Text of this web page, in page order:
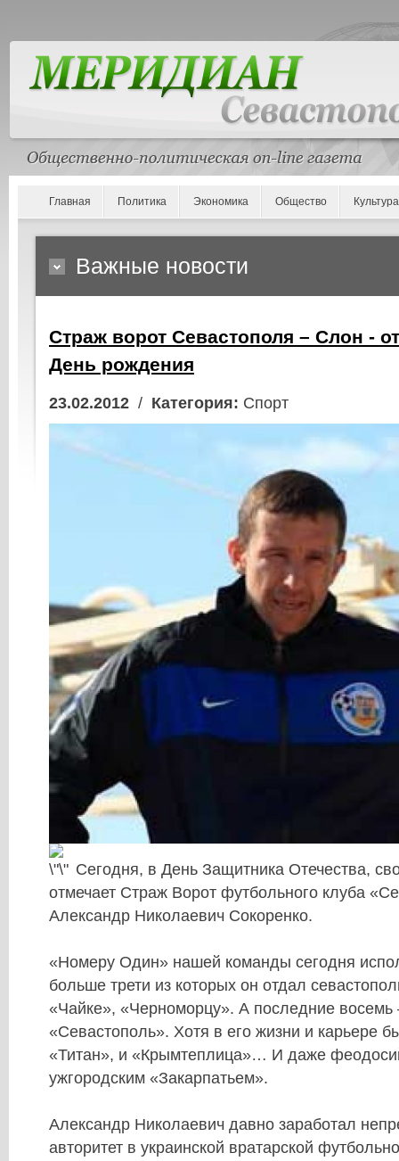
Главная Политика Экономика Общество Культура
Важные новости
Страж ворот Севастополя – Слон -
День рождения
23.02.2012 / Категория: Спорт
Сегодня, в День Защитника Отечества,
отмечает Страж Ворот футбольного клуба
Александр Николаевич Сокоренко.
«Номеру Один» нашей команды сегодня
больше трети из которых он отдал
«Чайке», «Черноморцу». А последние
«Севастополь». Хотя в его жизни и карьере
«Титан», и «Крымтеплица»… И даже
ужгородским «Закарпатьем».
Александр Николаевич давно заработал
авторитет в украинской вратарской